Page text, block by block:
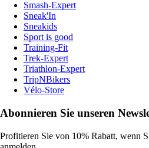
Smash-Expert
Sneak'In
Sneakids
Sport is good
Training-Fit
Trek-Expert
Triathlon-Expert
TripNBikers
Vélo-Store
Abonnieren Sie unseren
Profitieren Sie von 10% Rabatt, wenn